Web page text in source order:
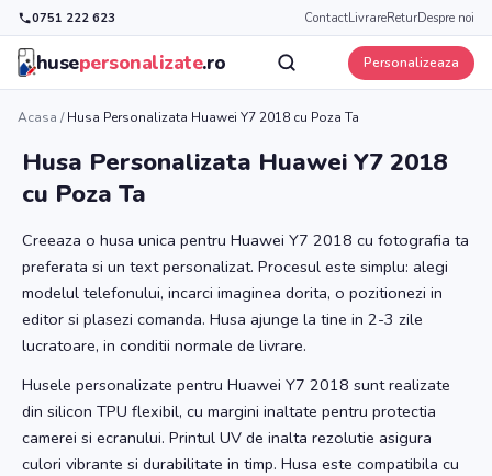
0751 222 623 ContactLivrareReturDespre noi
husepersonalizate.ro Personalizeaza
Acasa /Husa Personalizata Huawei Y7 2018 cu Poza Ta
Husa Personalizata Huawei Y7 2018
cu Poza Ta
Creeaza o husa unica pentru Huawei Y7 2018 cu fotografia ta
preferata si un text personalizat. Procesul este simplu: alegi
modelul telefonului, incarci imaginea dorita, o pozitionezi in
editor si plasezi comanda. Husa ajunge la tine in 2-3 zile
lucratoare, in conditii normale de livrare.
Husele personalizate pentru Huawei Y7 2018 sunt realizate
din silicon TPU flexibil, cu margini inaltate pentru protectia
camerei si ecranului. Printul UV de inalta rezolutie asigura
culori vibrante si durabilitate in timp. Husa este compatibila cu